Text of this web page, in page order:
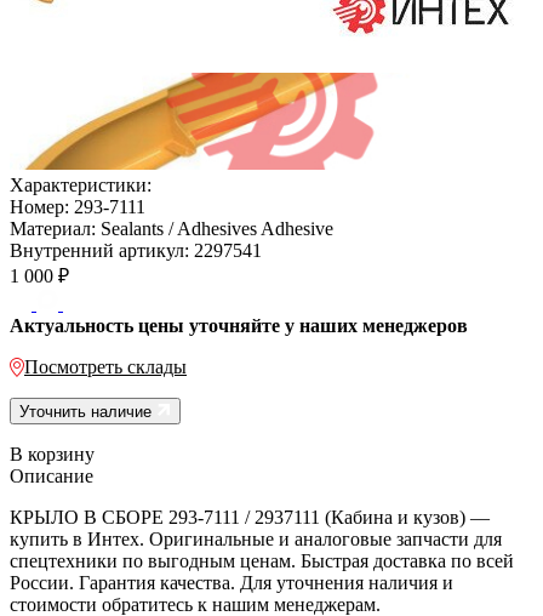
Характеристики:
Номер: 293-7111
Материал: Sealants / Adhesives Adhesive
Внутренний артикул: 2297541
1 000 ₽
Актуальность цены уточняйте у наших менеджеров
Посмотреть склады
Уточнить наличие
В корзину
Описание
КРЫЛО В СБОРЕ 293-7111 / 2937111 (Кабина и кузов) —
купить в Интех. Оригинальные и аналоговые запчасти для
спецтехники по выгодным ценам. Быстрая доставка по всей
России. Гарантия качества. Для уточнения наличия и
стоимости обратитесь к нашим менеджерам.